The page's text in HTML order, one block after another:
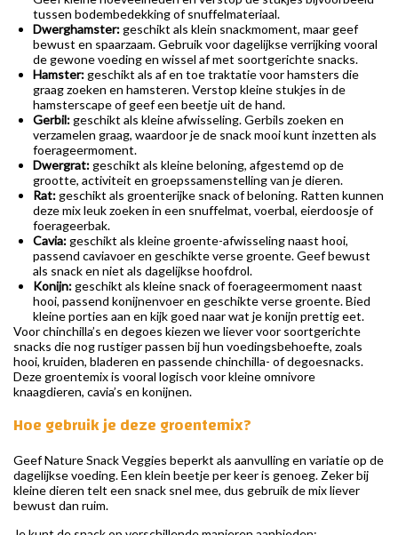
tussen bodembedekking of snuffelmateriaal.
Dwerghamster:geschikt als klein snackmoment, maar geef
bewust en spaarzaam. Gebruik voor dagelijkse verrijking vooral
de gewone voeding en wissel af met soortgerichte snacks.
Hamster:geschikt als af en toe traktatie voor hamsters die
graag zoeken en hamsteren. Verstop kleine stukjes in de
hamsterscape of geef een beetje uit de hand.
Gerbil:geschikt als kleine afwisseling. Gerbils zoeken en
verzamelen graag, waardoor je de snack mooi kunt inzetten als
foerageermoment.
Dwergrat:geschikt als kleine beloning, afgestemd op de
grootte, activiteit en groepssamenstelling van je dieren.
Rat:geschikt als groenterijke snack of beloning. Ratten kunnen
deze mix leuk zoeken in een snuffelmat, voerbal, eierdoosje of
foerageerbak.
Cavia:geschikt als kleine groente-afwisseling naast hooi,
passend caviavoer en geschikte verse groente. Geef bewust
als snack en niet als dagelijkse hoofdrol.
Konijn:geschikt als kleine snack of foerageermoment naast
hooi, passend konijnenvoer en geschikte verse groente. Bied
kleine porties aan en kijk goed naar wat je konijn prettig eet.
Voor chinchilla’s en degoes kiezen we liever voor soortgerichte
snacks die nog rustiger passen bij hun voedingsbehoefte, zoals
hooi, kruiden, bladeren en passende chinchilla- of degoesnacks.
Deze groentemix is vooral logisch voor kleine omnivore
knaagdieren, cavia’s en konijnen.
Hoe gebruik je deze groentemix?
Geef Nature Snack Veggies beperkt als aanvulling en variatie op de
dagelijkse voeding. Een klein beetje per keer is genoeg. Zeker bij
kleine dieren telt een snack snel mee, dus gebruik de mix liever
bewust dan ruim.